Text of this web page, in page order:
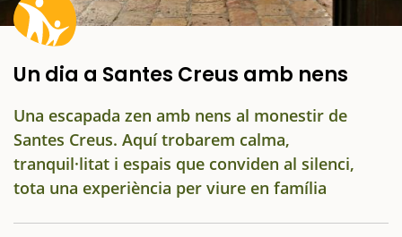
Un dia a Santes Creus amb nens
Una escapada zen amb nens al monestir de
Santes Creus. Aquí trobarem calma,
tranquil·litat i espais que conviden al silenci,
tota una experiència per viure en família